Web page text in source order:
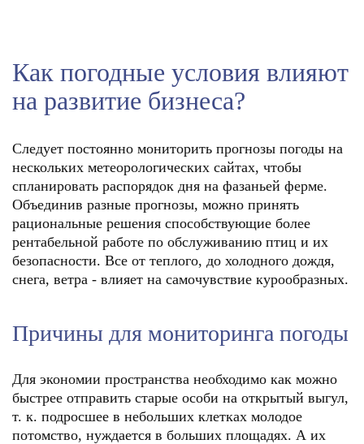
Как погодные условия влияют
на развитие бизнеса?
Следует постоянно мониторить прогнозы погоды на
нескольких метеорологических сайтах, чтобы
спланировать распорядок дня на фазаньей ферме.
Объединив разные прогнозы, можно принять
рациональные решения способствующие более
рентабельной работе по обслуживанию птиц и их
безопасности. Все от теплого, до холодного дождя,
снега, ветра - влияет на самочувствие курообразных.
Причины для мониторинга погоды
Для экономии пространства необходимо как можно
быстрее отправить старые особи на открытый выгул,
т. к. подросшее в небольших клетках молодое
потомство, нуждается в больших площадях. А их